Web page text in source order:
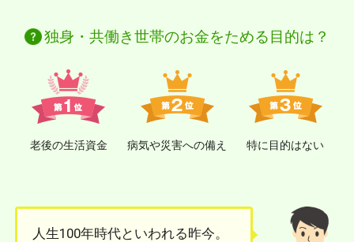
独身・共働き世帯のお金をためる目的は？
老後の生活資金 病気や災害への備え 特に目的はない
人生100年時代といわれる昨今。